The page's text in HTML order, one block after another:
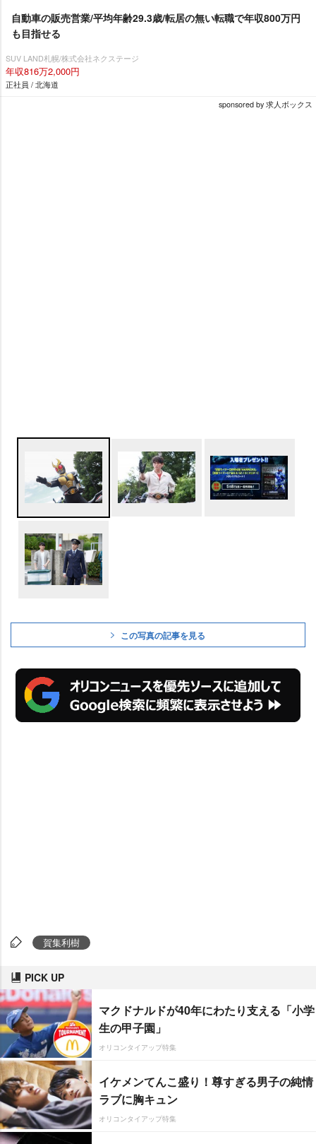
自動車の販売営業/平均年齢29.3歳/転居の無い転職で年収800万円
も目指せる
SUV LAND札幌/株式会社ネクステージ
年収816万2,000円
正社員 / 北海道
sponsored by 求人ボックス
この写真の記事を見る
賀集利樹
PICK UP
マクドナルドが40年にわたり支える「小学
生の甲子園」
オリコンタイアップ特集
イケメンてんこ盛り！尊すぎる男子の純情
ラブに胸キュン
オリコンタイアップ特集